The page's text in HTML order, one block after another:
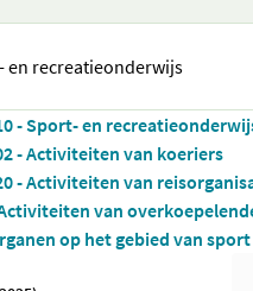
en recreatieonderwijs
- Sport- en
- Activiteiten van koeriers
- Activiteiten van
van
op het gebied van sport